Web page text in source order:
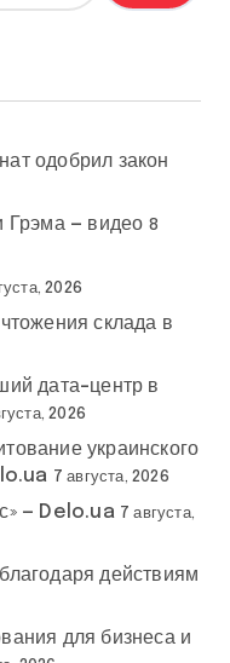
одобрил закон
Грэма — видео 8
2026
склада в
дата-центр в
2026
украинского
7 августа, 2026
— Delo.ua 7 августа,
действиям
для бизнеса и